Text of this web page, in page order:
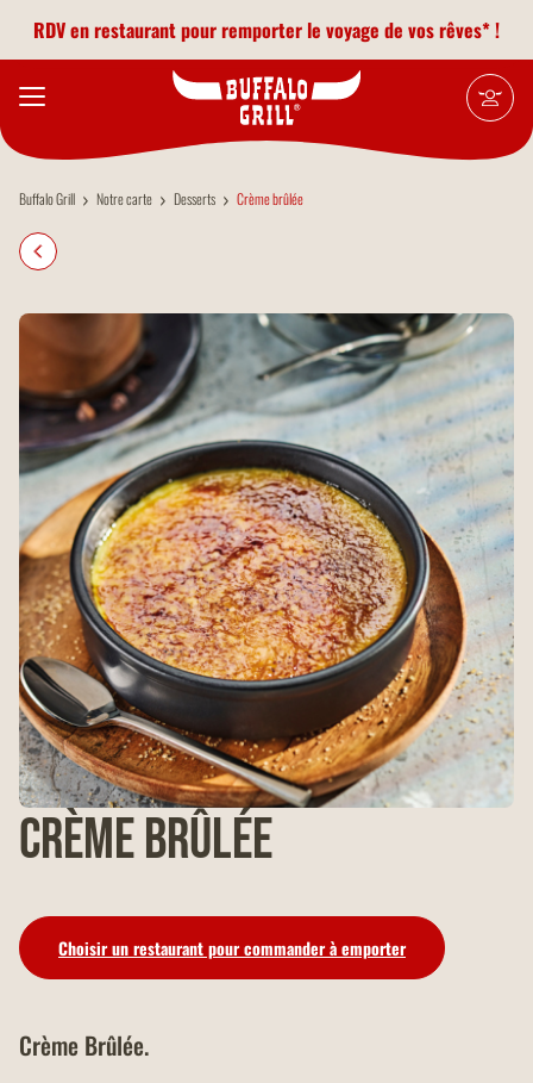
RDV en restaurant pour remporter le voyage de vos rêves* !
Buffalo Grill Notre carte Desserts Crème brûlée
Crème Brûlée
Choisir un restaurant pour commander à emporter
Crème Brûlée.